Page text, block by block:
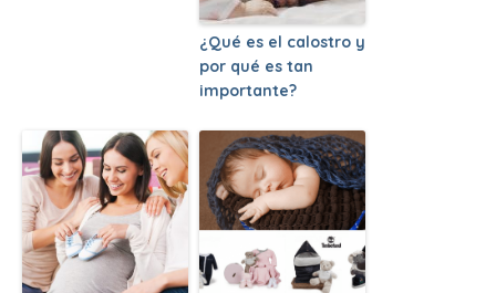
¿Qué es el calostro y
por qué es tan
importante?